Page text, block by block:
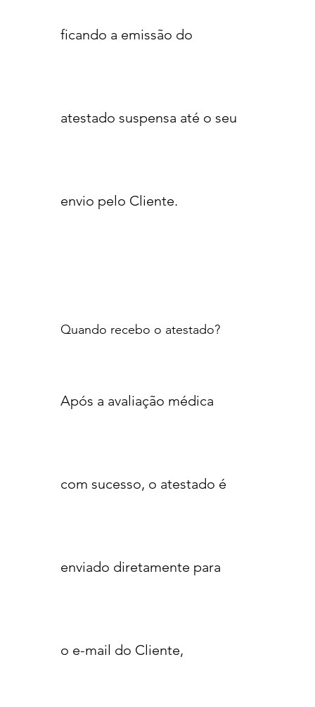
ficando a emissão do
atestado suspensa até o seu
envio pelo Cliente.
Quando recebo o atestado?
Após a avaliação médica
com sucesso, o atestado é
enviado diretamente para
o e-mail do Cliente,